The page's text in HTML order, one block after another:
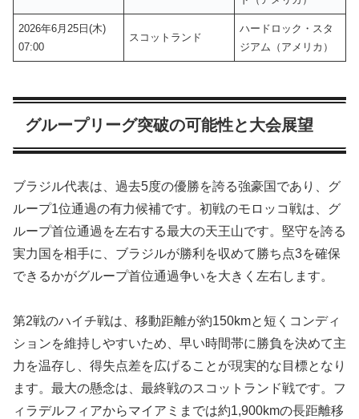
2026年6月25日(木)
07:00
スコットランド
ハードロック・スタ
ジアム（アメリカ）
グループリーグ突破の可能性と大会展望
ブラジル代表は、過去5度の優勝を誇る強豪国であり、グ
ループ1位通過の有力候補です。初戦のモロッコ戦は、グ
ループ首位通過を左右する最大の天王山です。堅守を誇る
実力国を相手に、ブラジルが勝利を収めて勝ち点3を確保
できるかがグループ首位通過争いを大きく左右します。
第2戦のハイチ戦は、移動距離が約150kmと短くコンディ
ションを維持しやすいため、早い時間帯に勝負を決めて主
力を温存し、得失点差を広げることが現実的な目標となり
ます。最大の懸念は、最終戦のスコットランド戦です。フ
ィラデルフィアからマイアミまでは約1,900kmの長距離移